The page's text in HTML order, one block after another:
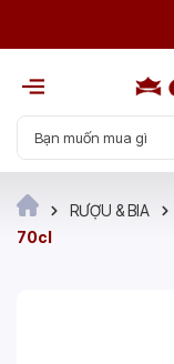
RƯỢU & BIA
70cl